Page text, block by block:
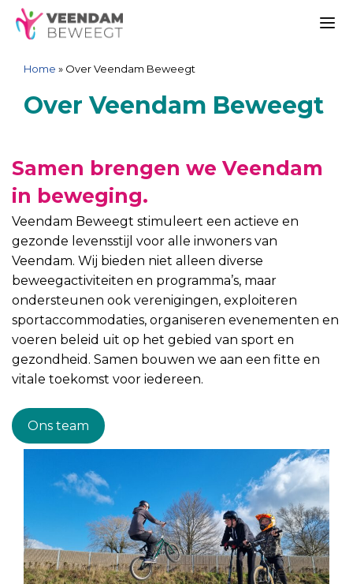
Ga
naar
inhoud
Spring
naar
navigatie
Sitemap
Ga
naar
inhoud
Home » Over Veendam Beweegt
Over Veendam Beweegt
Samen brengen we Veendam
in beweging.
Veendam Beweegt stimuleert een actieve en
gezonde levensstijl voor alle inwoners van
Veendam. Wij bieden niet alleen diverse
beweegactiviteiten en programma’s, maar
ondersteunen ook verenigingen, exploiteren
sportaccommodaties, organiseren evenementen en
voeren beleid uit op het gebied van sport en
gezondheid. Samen bouwen we aan een fitte en
vitale toekomst voor iedereen.
Ons team